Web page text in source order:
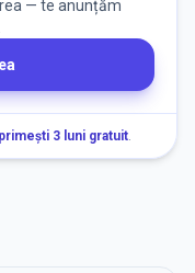
— te anunțăm
3 luni gratuit.